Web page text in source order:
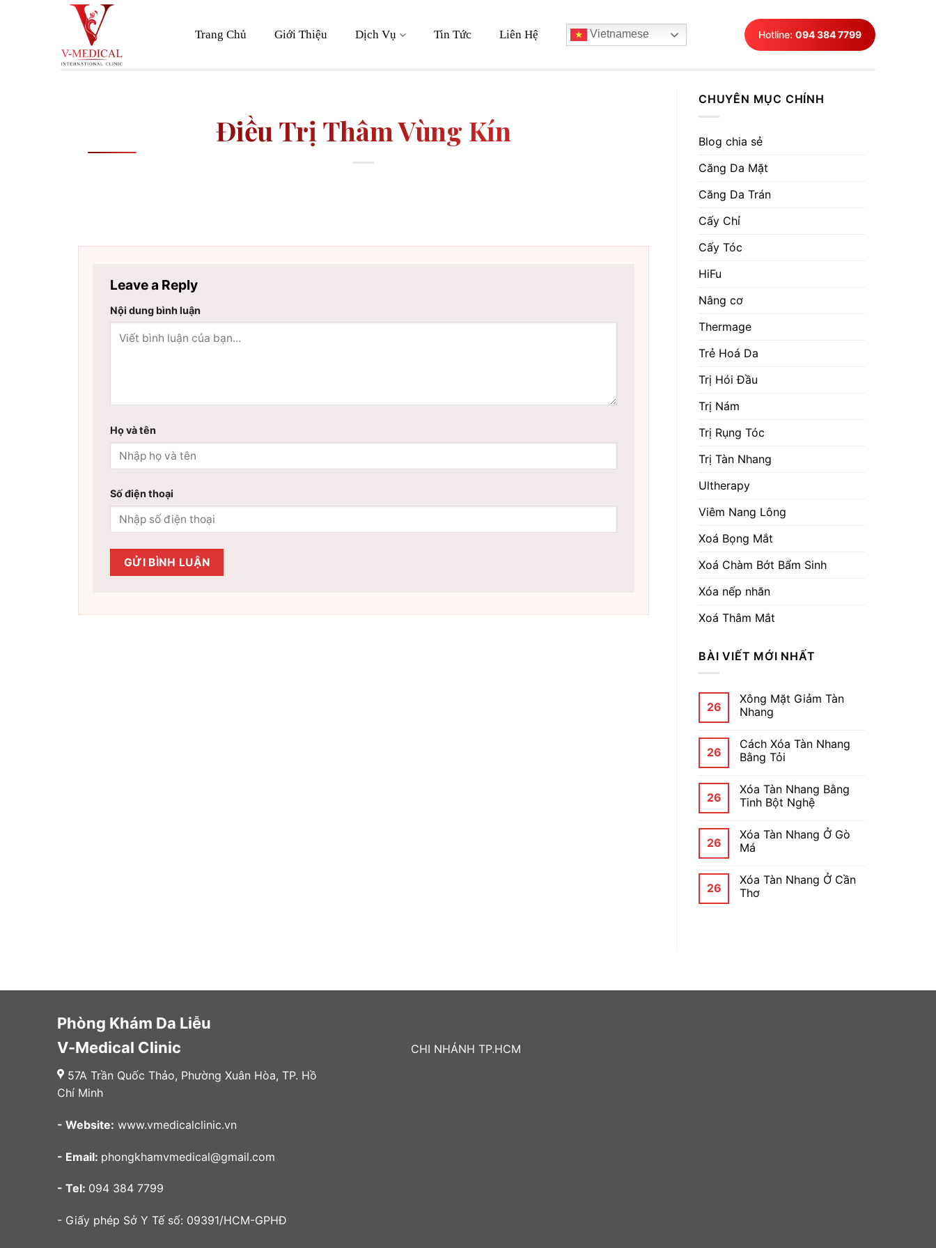
Trang Chủ Giới Thiệu Dịch Vụ Tin Tức Liên Hệ Vietnamese Hotline: 094 384 7799
Điều Trị Thâm Vùng Kín
Leave a Reply
Nội dung bình luận
Họ và tên
Số điện thoại
CHUYÊN MỤC CHÍNH
Blog chia sẻ
Căng Da Mặt
Căng Da Trán
Cấy Chỉ
Cấy Tóc
HiFu
Nâng cơ
Thermage
Trẻ Hoá Da
Trị Hói Đầu
Trị Nám
Trị Rụng Tóc
Trị Tàn Nhang
Ultherapy
Viêm Nang Lông
Xoá Bọng Mắt
Xoá Chàm Bớt Bẩm Sinh
Xóa nếp nhăn
Xoá Thâm Mắt
BÀI VIẾT MỚI NHẤT
26
Xông Mặt Giảm Tàn
Nhang
26
Cách Xóa Tàn Nhang
Bằng Tỏi
26
Xóa Tàn Nhang Bằng
Tinh Bột Nghệ
26
Xóa Tàn Nhang Ở Gò
Má
26
Xóa Tàn Nhang Ở Cần
Thơ
Phòng Khám Da Liễu
V-Medical Clinic
57A Trần Quốc Thảo, Phường Xuân Hòa, TP. Hồ
Chí Minh
- Website: www.vmedicalclinic.vn
- Email: phongkhamvmedical@gmail.com
- Tel: 094 384 7799
- Giấy phép Sở Y Tế số: 09391/HCM-GPHĐ
CHI NHÁNH TP.HCM